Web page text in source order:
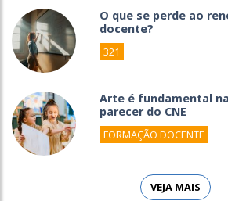
O que se perde ao
docente?
321
Arte é fundamental
parecer do CNE
FORMAÇÃO DOCENTE
VEJA MAIS